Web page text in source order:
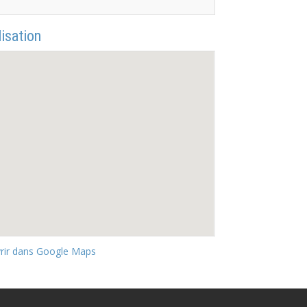
dans Google Maps